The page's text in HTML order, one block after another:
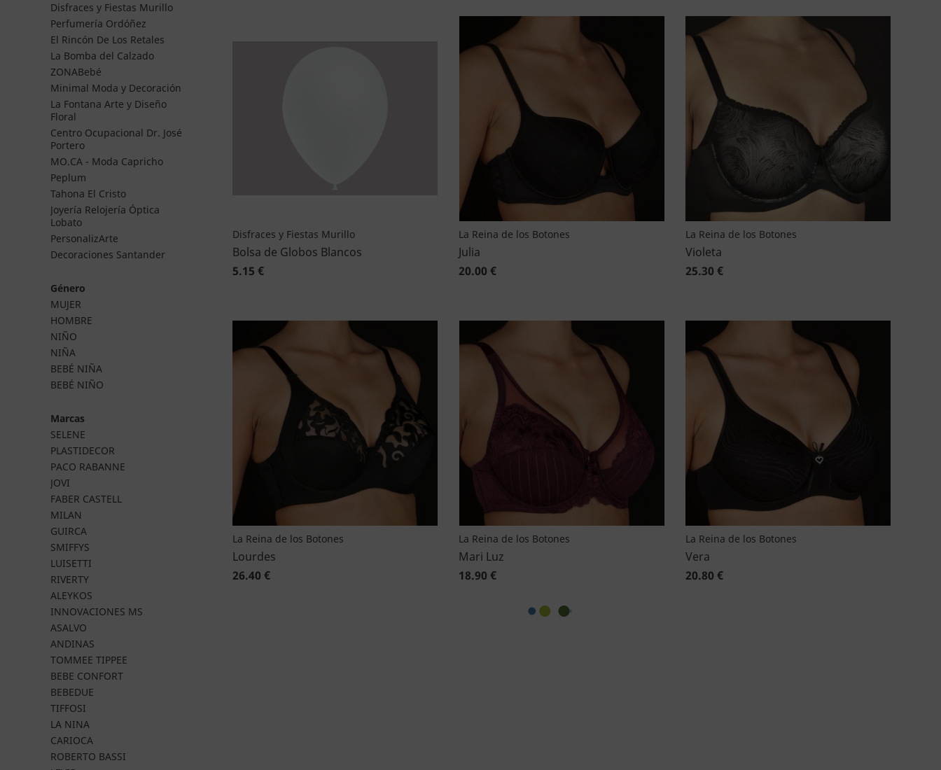
Disfraces y Fiestas Murillo
Perfumería Ordóñez
El Rincón De Los Retales
La Bomba del Calzado
ZONABebé
Minimal Moda y Decoración
La Fontana Arte y Diseño
Floral
Centro Ocupacional Dr. José
Portero
MO.CA - Moda Capricho
Peplum
Tahona El Cristo
Joyería Relojería Óptica
Lobato
PersonalizArte
Decoraciones Santander
Género
MUJER
HOMBRE
NIÑO
NIÑA
BEBÉ NIÑA
BEBÉ NIÑO
Marcas
SELENE
PLASTIDECOR
PACO RABANNE
JOVI
FABER CASTELL
MILAN
GUIRCA
SMIFFYS
LUISETTI
RIVERTY
ALEYKOS
INNOVACIONES MS
ASALVO
ANDINAS
TOMMEE TIPPEE
BEBE CONFORT
BEBEDUE
TIFFOSI
LA NINA
CARIOCA
ROBERTO BASSI
Disfraces y Fiestas Murillo
Bolsa de Globos Blancos
5.15 €
La Reina de los Botones
Julia
20.00 €
La Reina de los Botones
Violeta
25.30 €
La Reina de los Botones
Lourdes
26.40 €
La Reina de los Botones
Mari Luz
18.90 €
La Reina de los Botones
Vera
20.80 €